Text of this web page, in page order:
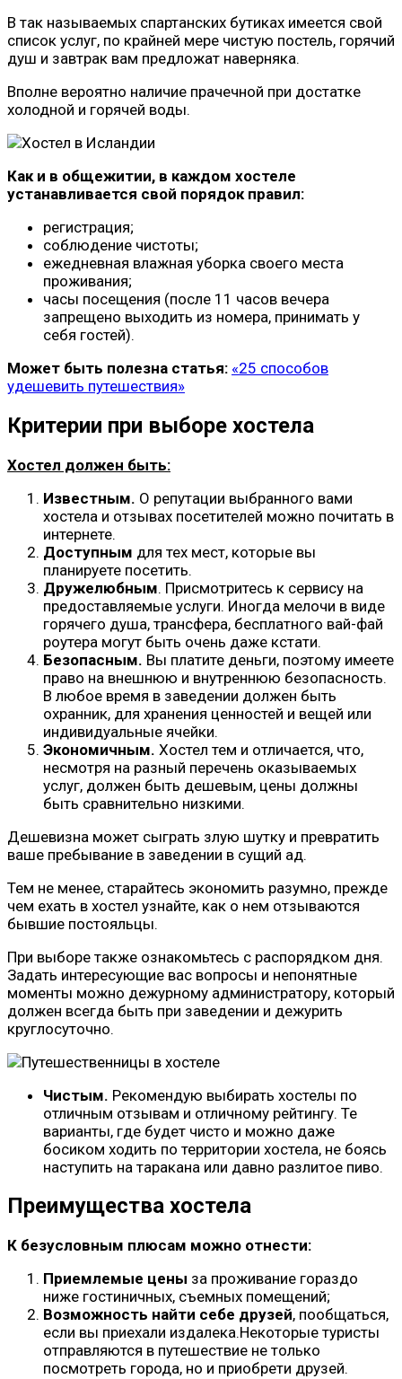
В так называемых спартанских бутиках имеется свой
список услуг, по крайней мере чистую постель, горячий
душ и завтрак вам предложат наверняка.
Вполне вероятно наличие прачечной при достатке
холодной и горячей воды.
Как и в общежитии, в каждом хостеле
устанавливается свой порядок правил:
регистрация;
соблюдение чистоты;
ежедневная влажная уборка своего места
проживания;
часы посещения (после 11 часов вечера
запрещено выходить из номера, принимать у
себя гостей).
Может быть полезна статья: «25 способов
удешевить путешествия»
Критерии при выборе хостела
Хостел должен быть:
Известным. О репутации выбранного вами
хостела и отзывах посетителей можно почитать в
интернете.
Доступным для тех мест, которые вы
планируете посетить.
Дружелюбным. Присмотритесь к сервису на
предоставляемые услуги. Иногда мелочи в виде
горячего душа, трансфера, бесплатного вай-фай
роутера могут быть очень даже кстати.
Безопасным. Вы платите деньги, поэтому имеете
право на внешнюю и внутреннюю безопасность.
В любое время в заведении должен быть
охранник, для хранения ценностей и вещей или
индивидуальные ячейки.
Экономичным. Хостел тем и отличается, что,
несмотря на разный перечень оказываемых
услуг, должен быть дешевым, цены должны
быть сравнительно низкими.
Дешевизна может сыграть злую шутку и превратить
ваше пребывание в заведении в сущий ад.
Тем не менее, старайтесь экономить разумно, прежде
чем ехать в хостел узнайте, как о нем отзываются
бывшие постояльцы.
При выборе также ознакомьтесь с распорядком дня.
Задать интересующие вас вопросы и непонятные
моменты можно дежурному администратору, который
должен всегда быть при заведении и дежурить
круглосуточно.
Чистым. Рекомендую выбирать хостелы по
отличным отзывам и отличному рейтингу. Те
варианты, где будет чисто и можно даже
босиком ходить по территории хостела, не боясь
наступить на таракана или давно разлитое пиво.
Преимущества хостела
К безусловным плюсам можно отнести:
Приемлемые цены за проживание гораздо
ниже гостиничных, съемных помещений;
Возможность найти себе друзей, пообщаться,
если вы приехали издалека.Некоторые туристы
отправляются в путешествие не только
посмотреть города, но и приобрети друзей.